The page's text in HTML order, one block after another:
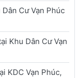
Cư Vạn Phúc
Khu Dân Cư Vạn
KDC Vạn Phúc,